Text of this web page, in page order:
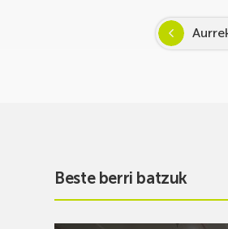
Beste berri batzuk